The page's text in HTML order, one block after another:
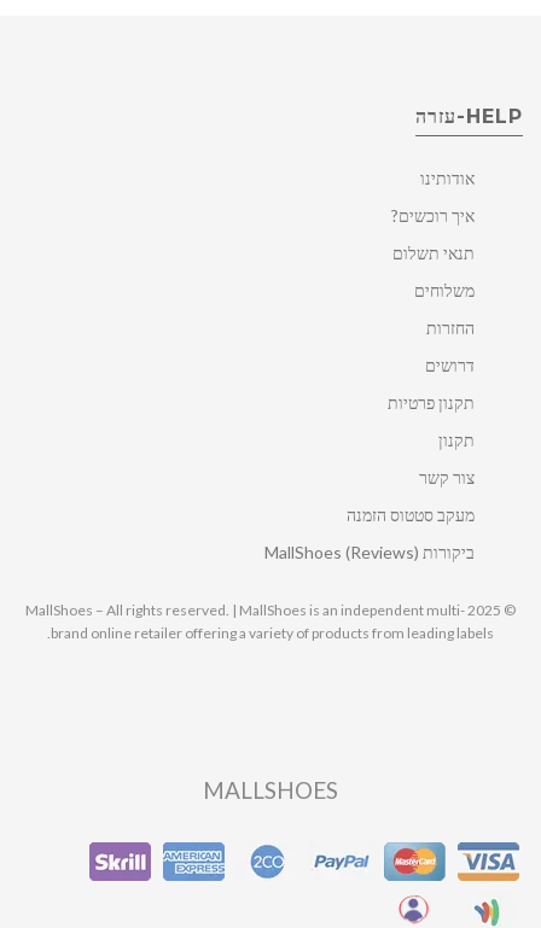
HELP-עזרה
אודותינו
איך רוכשים?
תנאי תשלום
משלוחים
החזרות
דרושים
תקנון פרטיות
תקנון
צור קשר
מעקב סטטוס הזמנה
ביקורות MallShoes (Reviews)
© 2025 MallShoes – All rights reserved. | MallShoes is an independent multi-
brand online retailer offering a variety of products from leading labels.
MALLSHOES